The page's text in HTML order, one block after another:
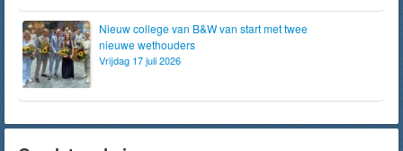
Nieuw college van B&W van start met twee
nieuwe wethouders
Vrijdag 17 juli 2026